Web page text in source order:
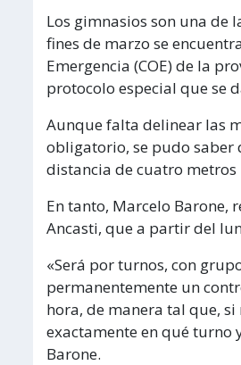
Los gimnasios son una de
fines de marzo se
Emergencia (COE) de la
protocolo especial que se
Aunque falta delinear las
obligatorio, se pudo saber
distancia de cuatro metros
En tanto, Marcelo Barone,
Ancasti, que a partir del
«Será por turnos, con
permanentemente un
hora, de manera tal que,
exactamente en qué turno
Barone.